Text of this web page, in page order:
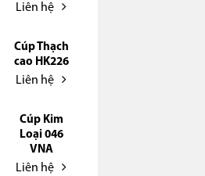
Liên hệ
Cúp Thạch
cao HK226
Liên hệ
Cúp Kim
Loại 046
VNA
Liên hệ